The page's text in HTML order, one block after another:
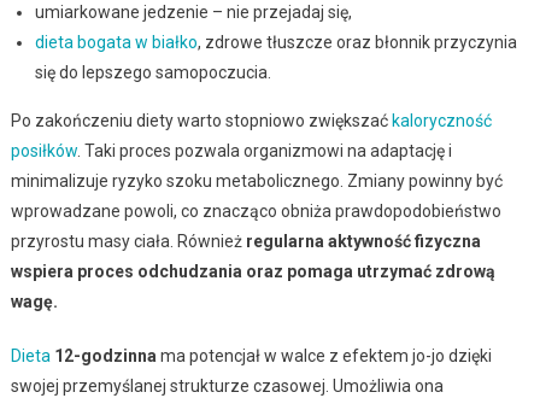
umiarkowane jedzenie – nie przejadaj się,
dieta bogata w białko, zdrowe tłuszcze oraz błonnik przyczynia
się do lepszego samopoczucia.
Po zakończeniu diety warto stopniowo zwiększać kaloryczność
posiłków. Taki proces pozwala organizmowi na adaptację i
minimalizuje ryzyko szoku metabolicznego. Zmiany powinny być
wprowadzane powoli, co znacząco obniża prawdopodobieństwo
przyrostu masy ciała. Również regularna aktywność fizyczna
wspiera proces odchudzania oraz pomaga utrzymać zdrową
wagę.
Dieta 12-godzinna ma potencjał w walce z efektem jo-jo dzięki
swojej przemyślanej strukturze czasowej. Umożliwia ona